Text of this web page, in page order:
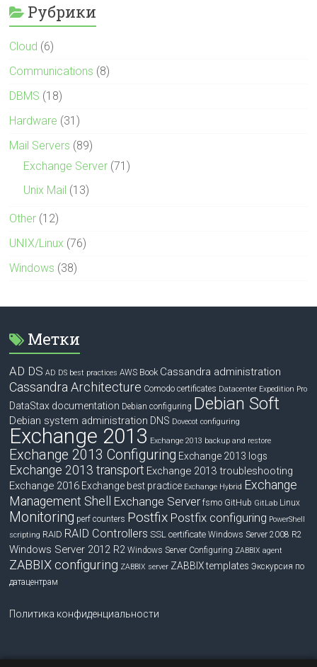
Рубрики
Cloud (6)
Communications (8)
DBMS (18)
Hardware (31)
Mail Servers (89)
Exchange Server (71)
Unix Mail (13)
Other (12)
UNIX/Linux (76)
Windows (38)
Метки
AD DS AD DS best practices AWS Book Cassandra administration
Cassandra Architecture Comodo certificates Datacenter Expedition Pro
DataStax documentation Debian configuring Debian Soft
Debian system administration DNS Dovecot configuring
Exchange 2013 Exchange 2013 backup and restore
Exchange 2013 Configuring Exchange 2013 logs
Exchange 2013 transport Exchange 2013 troubleshooting
Exchange 2016 Exchange best practice Exchange Hybrid Exchange
Management Shell
Exchange Server fsmo GitHub GitLab Linux
Monitoring perf counters Postfix Postfix configuring PowerShell
scripting RAID RAID Controllers SSL certificate Windows Server 2008 R2
Windows Server 2012 R2 Windows Server Configuring ZABBIX agent
ZABBIX configuring ZABBIX server ZABBIX templates Экскурсия по
датацентрам
Политика конфиденциальности